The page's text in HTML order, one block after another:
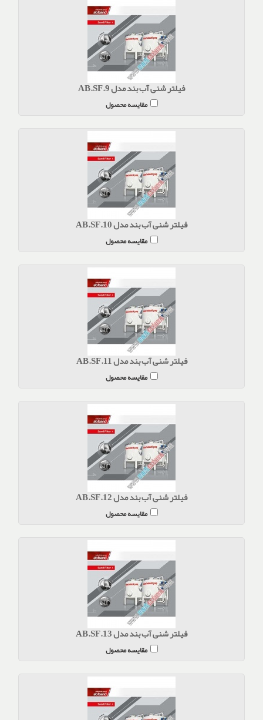
فیلتر شنی آب بند مدل AB.SF.9
مقایسه محصول
فیلتر شنی آب بند مدل AB.SF.10
مقایسه محصول
فیلتر شنی آب بند مدل AB.SF.11
مقایسه محصول
فیلتر شنی آب بند مدل AB.SF.12
مقایسه محصول
فیلتر شنی آب بند مدل AB.SF.13
مقایسه محصول